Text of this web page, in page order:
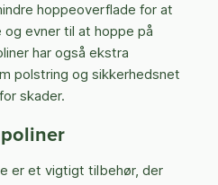
hoppeoverflade for at
evner til at hoppe på
har også ekstra
polstring og sikkerhedsnet
skader.
er et vigtigt tilbehør, der